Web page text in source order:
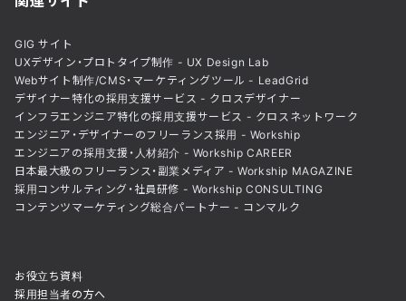
GIG サイト
UXデザイン・プロトタイプ制作 - UX Design Lab
Webサイト制作/CMS・マーケティングツール - LeadGrid
デザイナー特化の採用支援サービス - クロスデザイナー
インフラエンジニア特化の採用支援サービス - クロスネットワーク
エンジニア・デザイナーのフリーランス採用 - Workship
エンジニアの採用支援・人材紹介 - Workship CAREER
日本最大級のフリーランス・副業メディア - Workship MAGAZINE
採用コンサルティング・社員研修 - Workship CONSULTING
コンテンツマーケティング総合パートナー - コンマルク
お役立ち資料
採用担当者の方へ